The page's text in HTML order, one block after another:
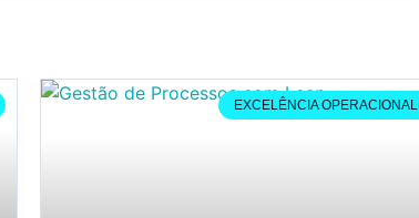
EXCELÊNCIA OPERACIONAL